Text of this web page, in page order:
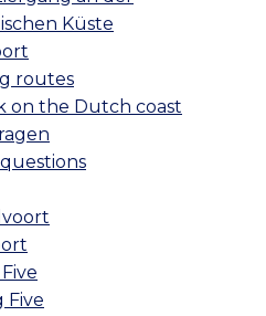
Küste
routes
on the Dutch coast
Five